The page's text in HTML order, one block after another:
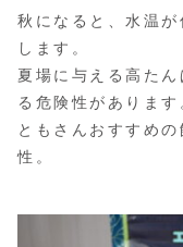
秋になると、水温
します。
夏場に与える高た
る危険性があります
ともさんおすすめ
性。